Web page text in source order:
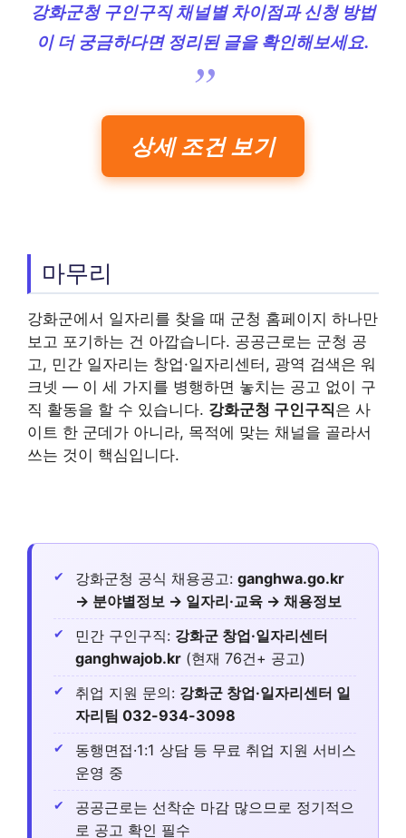
강화군청 구인구직 채널별 차이점과 신청 방법
이 더 궁금하다면 정리된 글을 확인해보세요.
상세 조건 보기
마무리
강화군에서 일자리를 찾을 때 군청 홈페이지 하나만
보고 포기하는 건 아깝습니다. 공공근로는 군청 공
고, 민간 일자리는 창업·일자리센터, 광역 검색은 워
크넷 — 이 세 가지를 병행하면 놓치는 공고 없이 구
직 활동을 할 수 있습니다. 강화군청 구인구직은 사
이트 한 군데가 아니라, 목적에 맞는 채널을 골라서
쓰는 것이 핵심입니다.
강화군청 공식 채용공고: ganghwa.go.kr
→ 분야별정보 → 일자리·교육 → 채용정보
민간 구인구직: 강화군 창업·일자리센터
ganghwajob.kr (현재 76건+ 공고)
취업 지원 문의: 강화군 창업·일자리센터 일
자리팀 032-934-3098
동행면접·1:1 상담 등 무료 취업 지원 서비스
운영 중
공공근로는 선착순 마감 많으므로 정기적으
로 공고 확인 필수